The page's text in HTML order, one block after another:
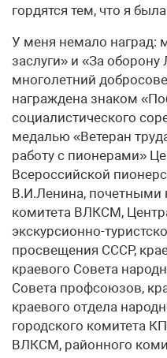
гордятся тем, что я
У меня немало наград:
заслуги» и «За оборону
многолетний
награждена знаком
социалистического
медалью «Ветеран
работу с пионерами»
Всероссийской
В.И.Ленина, почетными
комитета ВЛКСМ,
экскурсионно-
просвещения СССР,
краевого Совета
Совета профсоюзов,
краевого отдела
городского комитета
ВЛКСМ, районного